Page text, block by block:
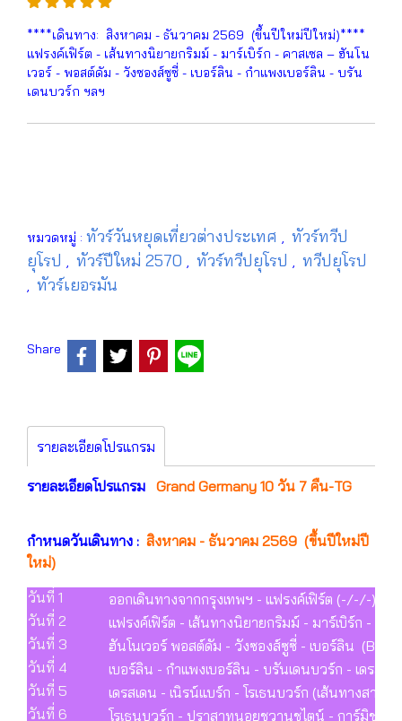
****เดินทาง: สิงหาคม - ธันวาคม 2569 (ขึ้นปีใหม่ปีใหม่)****
แฟรงค์เฟิร์ต - เส้นทางนิยายกริมม์ - มาร์เบิร์ก - คาสเซล – ฮันโน
เวอร์ - พอสต์ดัม - วังซองส์ซูซี่ - เบอร์ลิน - กำแพงเบอร์ลิน - บรัน
เดนบวร์ก ฯลฯ
หมวดหมู่ : ทัวร์วันหยุดเที่ยวต่างประเทศ , ทัวร์ทวีป
ยุโรป , ทัวร์ปีใหม่ 2570 , ทัวร์ทวีปยุโรป , ทวีปยุโรป
, ทัวร์เยอรมัน
Share
รายละเอียดโปรแกรม
รายละเอียดโปรแกรม Grand Germany 10 วัน 7 คืน-TG
กำหนดวันเดินทาง : สิงหาคม - ธันวาคม 2569 (ขึ้นปีใหม่ปี
ใหม่)
วันที่ 1
ออกเดินทางจากกรุงเทพฯ - แฟรงค์เฟิร์ต (-/-/-)
วันที่ 2
แฟรงค์เฟิร์ต - เส้นทางนิยายกริมม์ - มาร์เบิร์ก - คา
วันที่ 3
ฮันโนเวอร์ พอสต์ดัม - วังซองส์ซูซี่ - เบอร์ลิน (B/L/
วันที่ 4
เบอร์ลิน - กำแพงเบอร์ลิน - บรันเดนบวร์ก - เดรสเ
วันที่ 5
เดรสเดน - เนิรน์แบร์ก - โรเธนบวร์ก (เส้นทางสาย
วันที่ 6
โรเธนบวร์ก - ปราสาทนอยชวานชไตน์ - การ์มิช พา